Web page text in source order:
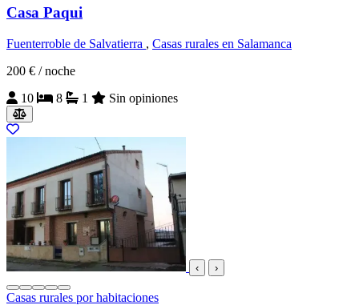
Casa Paqui
Fuenterroble de Salvatierra , Casas rurales en Salamanca
200 € / noche
10
8 1 Sin opiniones
‹ ›
Casas rurales por habitaciones